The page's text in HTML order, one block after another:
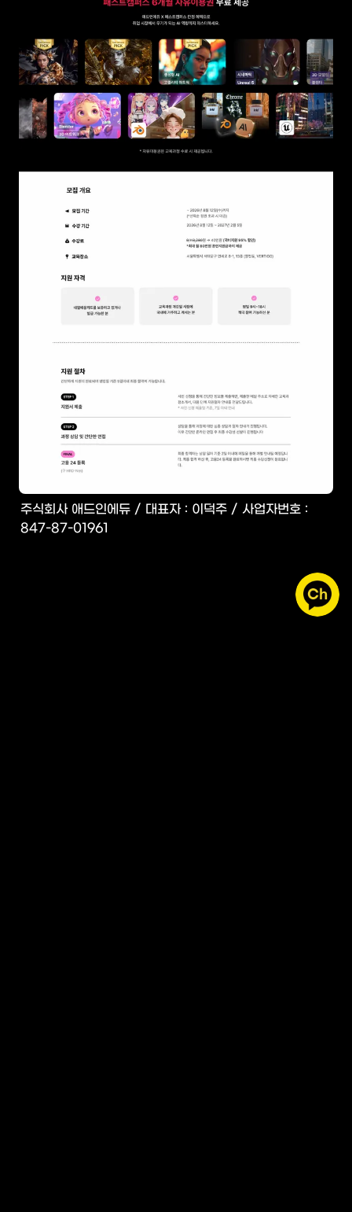
주식회사 애드인에듀 / 대표자 : 이덕주 / 사업자번호 :
847-87-01961